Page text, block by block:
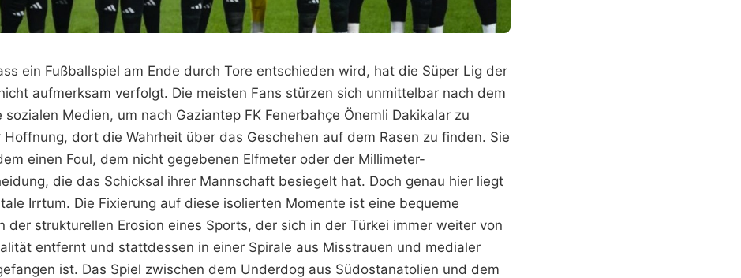
ein Fußballspiel am Ende durch Tore entschieden wird, hat die Süper Lig der
aufmerksam verfolgt. Die meisten Fans stürzen sich unmittelbar nach dem
Medien, um nach Gaziantep FK Fenerbahçe Önemli Dakikalar zu
Hoffnung, dort die Wahrheit über das Geschehen auf dem Rasen zu finden. Sie
einen Foul, dem nicht gegebenen Elfmeter oder der Millimeter-
die das Schicksal ihrer Mannschaft besiegelt hat. Doch genau hier liegt
Irrtum. Die Fixierung auf diese isolierten Momente ist eine bequeme
der strukturellen Erosion eines Sports, der sich in der Türkei immer weiter von
entfernt und stattdessen in einer Spirale aus Misstrauen und medialer
ist. Das Spiel zwischen dem Underdog aus Südostanatolien und dem